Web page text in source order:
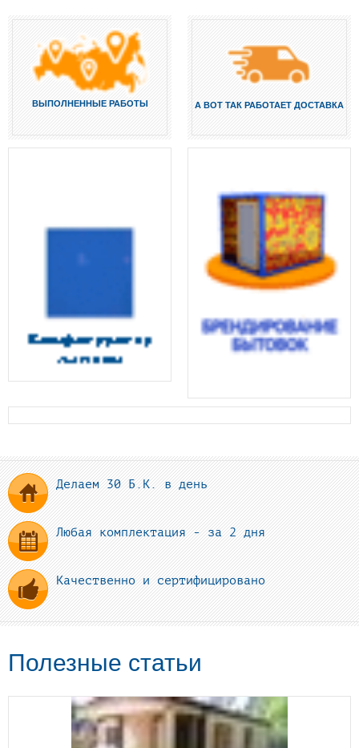
ВЫПОЛНЕННЫЕ РАБОТЫ А ВОТ ТАК РАБОТАЕТ ДОСТАВКА
Делаем 30 Б.К. в день
Любая комплектация - за 2 дня
Качественно и сертифицировано
Полезные статьи